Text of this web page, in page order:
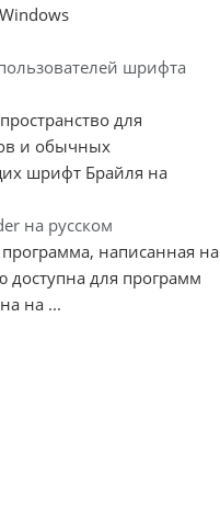
шрифта
для
и обычных
шрифт Брайля на
на русском
написанная на
доступна для программ
на ...